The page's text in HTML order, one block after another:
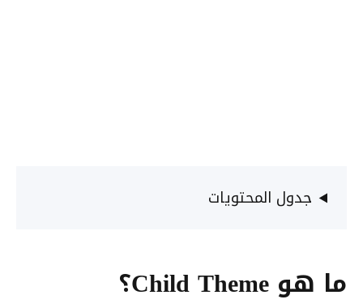
جدول المحتويات
ما هو Child Theme؟